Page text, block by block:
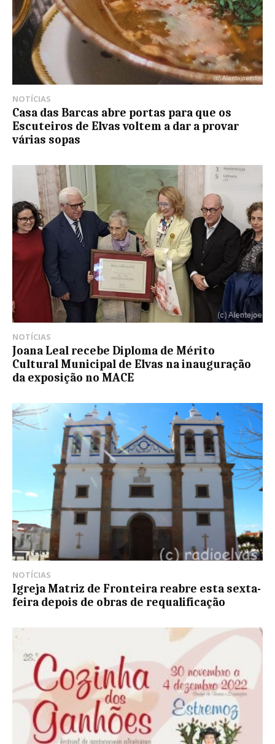
NOTÍCIAS
Casa das Barcas abre portas para que os
Escuteiros de Elvas voltem a dar a provar
várias sopas
NOTÍCIAS
Joana Leal recebe Diploma de Mérito
Cultural Municipal de Elvas na inauguração
da exposição no MACE
NOTÍCIAS
Igreja Matriz de Fronteira reabre esta sexta-
feira depois de obras de requalificação